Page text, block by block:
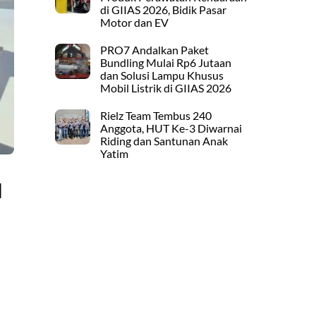
di GIIAS 2026, Bidik Pasar
Motor dan EV
PRO7 Andalkan Paket
Bundling Mulai Rp6 Jutaan
dan Solusi Lampu Khusus
Mobil Listrik di GIIAS 2026
Rielz Team Tembus 240
Anggota, HUT Ke-3 Diwarnai
Riding dan Santunan Anak
Yatim